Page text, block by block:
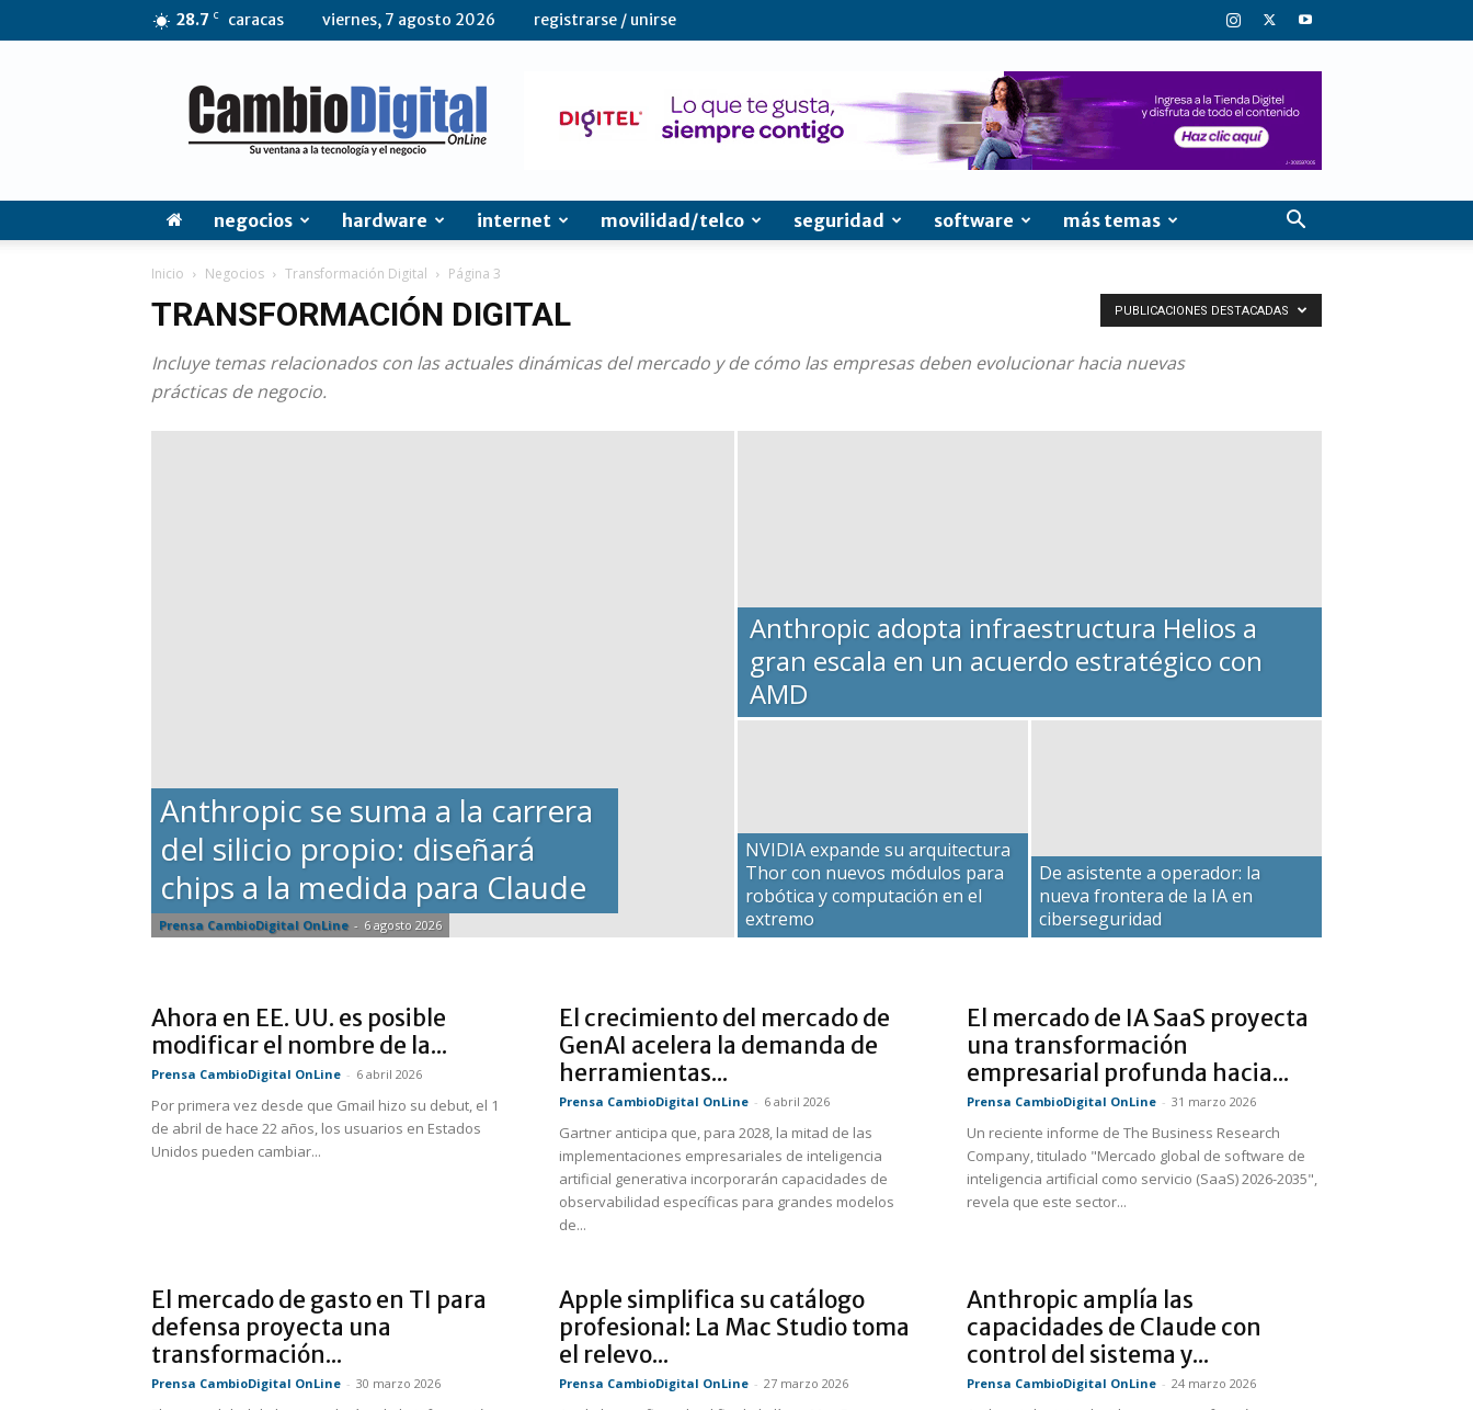
28.7 C caracas viernes, 7 agosto 2026 registrarse / unirse
CambioDigital
OnLine
negocios hardware internet movilidad/telco seguridad software más temas
Inicio Negocios Transformación Digital Página 3
TRANSFORMACIÓN DIGITAL
Incluye temas relacionados con las actuales dinámicas del mercado y de cómo las empresas deben evolucionar hacia nuevas
prácticas de negocio.
PUBLICACIONES DESTACADAS
Anthropic se suma a la carrera
del silicio propio: diseñará
chips a la medida para Claude
Prensa CambioDigital OnLine - 6 agosto 2026
Anthropic adopta infraestructura Helios a
gran escala en un acuerdo estratégico con
AMD
NVIDIA expande su arquitectura
Thor con nuevos módulos para
robótica y computación en el
extremo
De asistente a operador: la
nueva frontera de la IA en
ciberseguridad
Ahora en EE. UU. es posible
modificar el nombre de la...
Prensa CambioDigital OnLine - 6 abril 2026
Por primera vez desde que Gmail hizo su debut, el 1
de abril de hace 22 años, los usuarios en Estados
Unidos pueden cambiar...
El crecimiento del mercado de
GenAI acelera la demanda de
herramientas...
Prensa CambioDigital OnLine - 6 abril 2026
Gartner anticipa que, para 2028, la mitad de las
implementaciones empresariales de inteligencia
artificial generativa incorporarán capacidades de
observabilidad específicas para grandes modelos
de...
El mercado de IA SaaS proyecta
una transformación
empresarial profunda hacia...
Prensa CambioDigital OnLine - 31 marzo 2026
Un reciente informe de The Business Research
Company, titulado "Mercado global de software de
inteligencia artificial como servicio (SaaS) 2026-2035",
revela que este sector...
El mercado de gasto en TI para
defensa proyecta una
transformación...
Prensa CambioDigital OnLine - 30 marzo 2026
Apple simplifica su catálogo
profesional: La Mac Studio toma
el relevo...
Prensa CambioDigital OnLine - 27 marzo 2026
Anthropic amplía las
capacidades de Claude con
control del sistema y...
Prensa CambioDigital OnLine - 24 marzo 2026